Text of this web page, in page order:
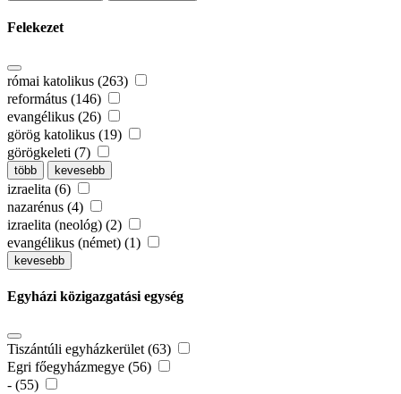
Felekezet
római katolikus (263)
református (146)
evangélikus (26)
görög katolikus (19)
görögkeleti (7)
több kevesebb
izraelita (6)
nazarénus (4)
izraelita (neológ) (2)
evangélikus (német) (1)
kevesebb
Egyházi közigazgatási egység
Tiszántúli egyházkerület (63)
Egri főegyházmegye (56)
- (55)